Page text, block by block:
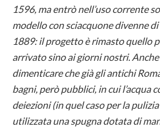
1596, ma entrò nell’uso corrente
modello con sciacquone divenne
1889: il progetto è rimasto quello
arrivato sino ai giorni nostri. Anche
dimenticare che già gli antichi
bagni, però pubblici, in cui l’acqua
deiezioni (in quel caso per la
utilizzata una spugna dotata di